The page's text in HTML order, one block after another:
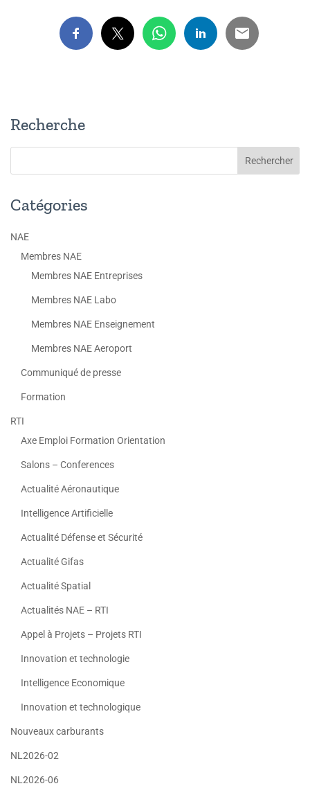
Recherche
Catégories
NAE
Membres NAE
Membres NAE Entreprises
Membres NAE Labo
Membres NAE Enseignement
Membres NAE Aeroport
Communiqué de presse
Formation
RTI
Axe Emploi Formation Orientation
Salons – Conferences
Actualité Aéronautique
Intelligence Artificielle
Actualité Défense et Sécurité
Actualité Gifas
Actualité Spatial
Actualités NAE – RTI
Appel à Projets – Projets RTI
Innovation et technologie
Intelligence Economique
Innovation et technologique
Nouveaux carburants
NL2026-02
NL2026-06